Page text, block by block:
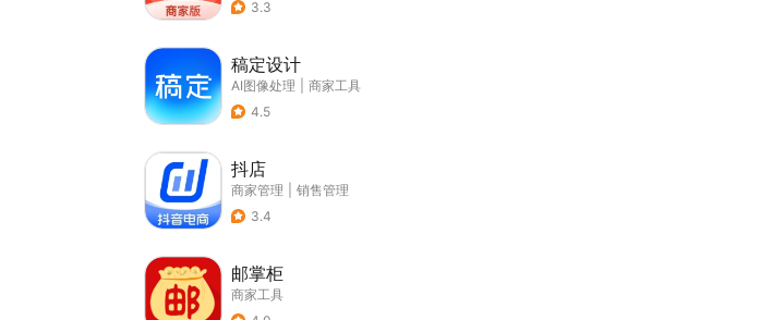
3.3
稿定设计
AI图像处理
商家工具
4.5
抖店
商家管理
销售管理
3.4
邮掌柜
商家工具